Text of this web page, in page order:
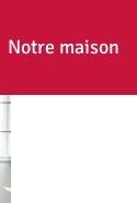
Notre maison